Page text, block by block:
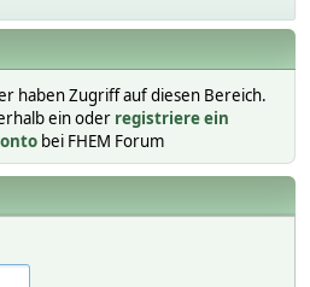
haben Zugriff auf diesen Bereich.
ein oder registriere ein
bei FHEM Forum